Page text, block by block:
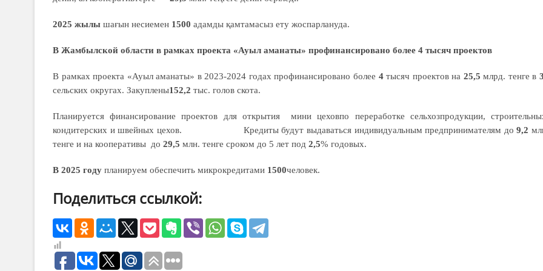
2025 жылы шағын несиемен 1500 адамды қамтамасыз ету жоспарлануда.
В Жамбылской области в рамках проекта «Ауыл аманаты» профинансировано более 4 тысяч проектов
В рамках проекта «Ауыл аманаты» в 2023-2024 годах профинансировано более 4тысяч проектов на 25,5 млрд. тенге в
сельских округах. Закуплены152,2 тыс. голов скота.
Планируется финансирование проектов для открытия мини цеховпо переработке сельхозпродукции,
кондитерских и швейных цехов. Кредиты будут выдаваться индивидуальным предпринимателям до9,2
тенге и на кооперативы до 29,5 млн. тенге сроком до 5 лет под 2,5% годовых.
В 2025 году планируем обеспечить микрокредитами 1500человек.
Поделиться ссылкой: